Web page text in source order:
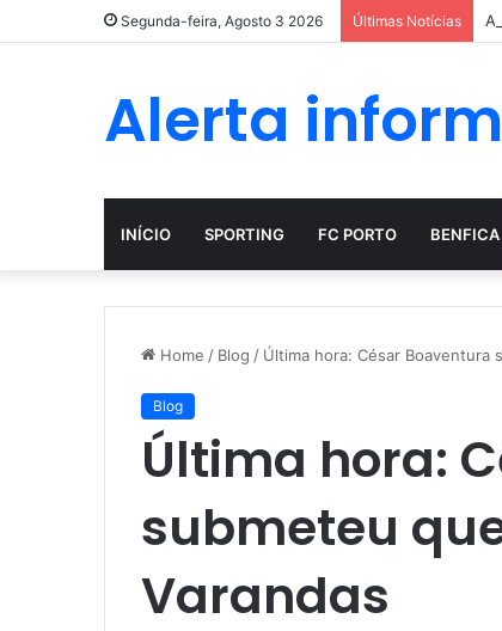
Segunda-feira, Agosto 3 2026 Últimas Notícias A
Alerta
INÍCIO SPORTING FC PORTO BENFICA
Home / Blog / Última hora: César Boaventura
Blog
Última hora:
submeteu
Varandas